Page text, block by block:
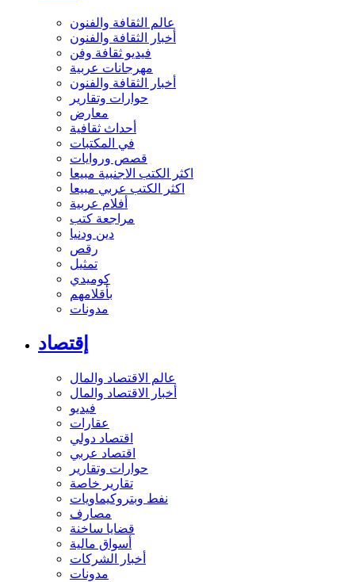
عالم الثقافة والفنون
أخبار الثقافة والفنون
فيديو ثقافة وفن
مهرجانات عربية
أخبار الثقافة والفنون
حوارات وتقارير
معارض
أحداث ثقافية
في المكتبات
قصص وروايات
اكثر الكتب الاجنبية مبيعا
اكثر الكتب عربي مبيعا
أفلام عربية
مراجعة كتب
دين ودنيا
رقص
تمثيل
كوميدي
بأقلامهم
مدونات
إقتصاد
عالم الاقتصاد والمال
أخبار الاقتصاد والمال
فيديو
عقارات
اقتصاد دولي
اقتصاد عربي
حوارات وتقارير
تقارير خاصة
نفط وبتروكيماويات
مصارف
قضايا ساخنة
أسواق مالية
أخبار الشركات
مدونات